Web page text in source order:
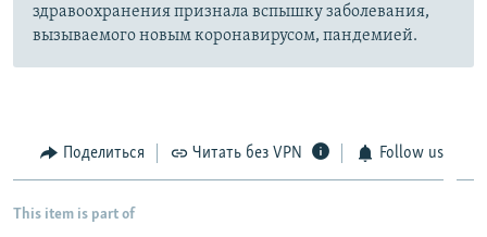
здравоохранения признала вспышку заболевания,
вызываемого новым коронавирусом, пандемией.
Поделиться Читать без VPN Follow us
This item is part of